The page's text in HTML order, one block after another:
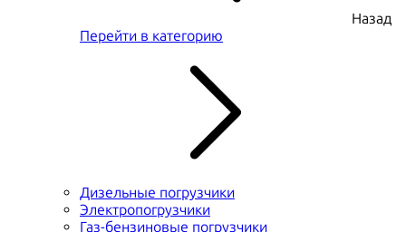
Назад
Перейти в категорию
Дизельные погрузчики
Электропогрузчики
Газ-бензиновые погрузчики